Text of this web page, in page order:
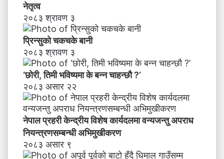
नेतृत्व
२०८३ श्रावण ३
प्रिन्सुको चकचके बानी
२०८३ श्रावण ३
‘छोरी, तिमी भविष्यमा के बन्न चाहन्छौ ?’
२०८३ असार २२
नेपाल प्रहरी केन्द्रीय विशेष कार्यदलमा वन्यजन्तु अपराध
नियन्त्रणसम्बन्धी अभिमुखीकरण
२०८३ असार ९